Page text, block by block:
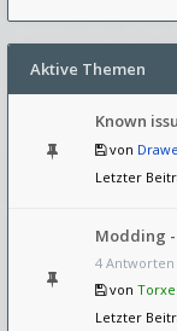
Aktive Themen
Known
von
Letzter
Modding
4 Antworten
von
Letzter